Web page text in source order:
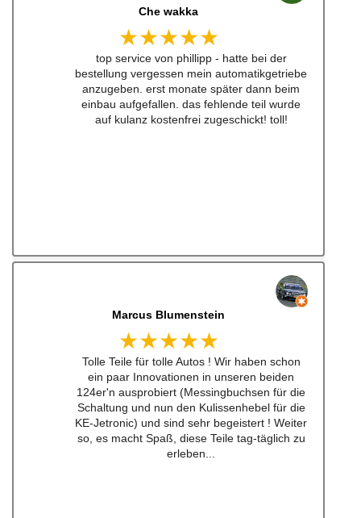
Che wakka
★★★★★
top service von phillipp - hatte bei der
bestellung vergessen mein automatikgetriebe
anzugeben. erst monate später dann beim
einbau aufgefallen. das fehlende teil wurde
auf kulanz kostenfrei zugeschickt! toll!
Marcus Blumenstein
★★★★★
Tolle Teile für tolle Autos ! Wir haben schon
ein paar Innovationen in unseren beiden
124er'n ausprobiert (Messingbuchsen für die
Schaltung und nun den Kulissenhebel für die
KE-Jetronic) und sind sehr begeistert ! Weiter
so, es macht Spaß, diese Teile tag-täglich zu
erleben...